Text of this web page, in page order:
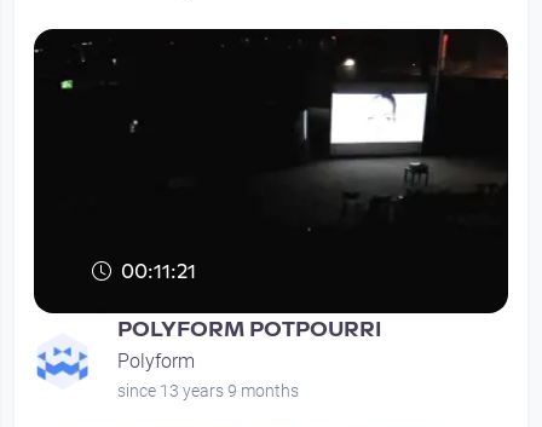
00:11:21
POLYFORM POTPOURRI
Polyform
since 13 years 9 months